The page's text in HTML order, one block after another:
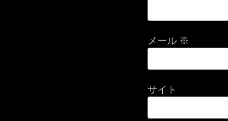
メール ※
サイト